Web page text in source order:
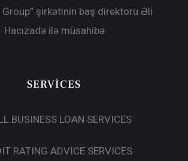
Group” şirkətinin baş direktoru Əli
Hacızadə ilə müsahibə
SERVICES
BUSINESS LOAN SERVICES
RATING ADVICE SERVICES